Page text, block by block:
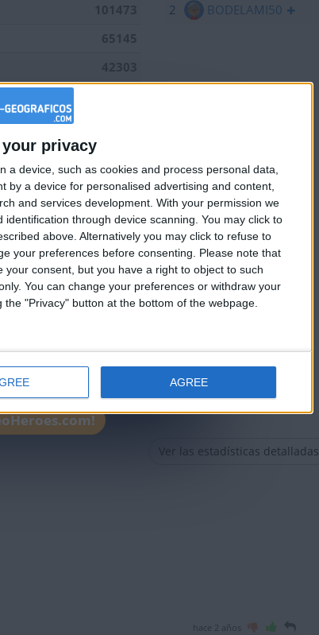
privacy
a device, such as cookies and process personal data,
a device for personalised advertising and content,
and services development. With your permission we
through device scanning. You may click to
above. Alternatively you may click to refuse to
your preferences before consenting.
Please note that
consent, but you have a right to object to such
You can change your preferences or withdraw your
"Privacy" button at the bottom of the webpage.
AGREE
65145
2
BODELAMI50
Ver las estadísticas detalladas
hace 2 años
visiting from
country
now and be among
your score on our